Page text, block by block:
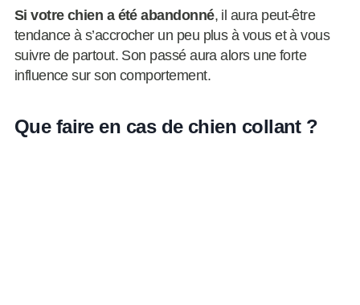
Si votre chien a été abandonné, il aura peut-être
tendance à s’accrocher un peu plus à vous et à vous
suivre de partout. Son passé aura alors une forte
influence sur son comportement.
Que faire en cas de chien collant ?